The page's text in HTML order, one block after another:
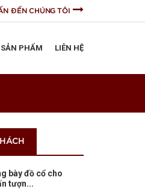
ĐẾN CHÚNG TÔI
SẢN PHẨM LIÊN HỆ
bày đồ cổ cho
tượn...